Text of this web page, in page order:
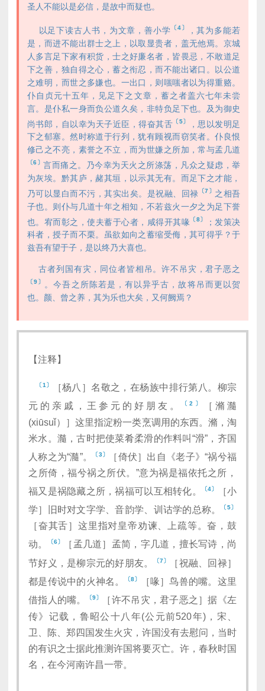
圣人不能以是必信，是故中而疑也。
以足下读古人书，为文章，善小学 〔4〕
，其为多能若
是，而进不能出群士之上，以取显贵者，盖无他焉。京城
人多言足下家有积货，士之好廉名者，皆畏忌，不敢道足
下之善，独自得之心，蓄之衔忍，而不能出诸口。以公道
之难明，而世之多嫌也。一出口，则嗤嗤者以为得重赂。
仆自贞元十五年，见足下之文章，蓄之者盖六七年未尝
言。是仆私一身而负公道久矣，非特负足下也。及为御史
尚书郎，自以幸为天子近臣，得奋其舌 〔5〕
，思以发明足
下之郁塞。然时称道于行列，犹有顾视而窃笑者。仆良恨
修己之不亮，素誉之不立，而为世嫌之所加，常与孟几道
〔6〕言而痛之。乃今幸为天火之所涤荡，凡众之疑虑，举
为灰埃。黔其庐，赭其垣，以示其无有。而足下之才能，
乃可以显白而不污，其实出矣。是祝融、回禄 〔7〕 之相吾
子也。则仆与几道十年之相知，不若兹火一夕之为足下誉
也。宥而彰之，使夫蓄于心者，咸得开其喙
〔8〕
；发策决
科者，授子而不栗。虽欲如向之蓄缩受侮，其可得乎？于
兹吾有望于子，是以终乃大喜也。
古者列国有灾，同位者皆相吊。许不吊灾，君子恶之
〔9〕
。今吾之所陈若是，有以异乎古，故将吊而更以贺
也。颜、曾之养，其为乐也大矣，又何阙焉？
【注释】
〔1〕
［杨八］名敬之，在杨族中排行第八。柳宗
元的亲戚，王参元的好朋友。
〔2〕
［滫瀡
(xiūsuǐ）］这里指淀粉一类烹调用的东西。滫，淘
米水。瀡，古时把使菜肴柔滑的作料叫“滑”，齐国
人称之为“瀡”。
〔3〕
［倚伏］出自《老子》“祸兮福
之所倚，福兮祸之所伏。”意为祸是福依托之所，
福又是祸隐藏之所，祸福可以互相转化。
〔4〕
［小
学］旧时对文字学、音韵学、训诂学的总称。
〔5〕
［奋其舌］这里指对皇帝劝谏、上疏等。奋，鼓
动。
〔6〕
［孟几道］孟简，字几道，擅长写诗，尚
节好义，是柳宗元的好朋友。
〔7〕
［祝融、回禄］
都是传说中的火神名。
〔8〕
［喙］鸟兽的嘴。这里
借指人的嘴。
〔9〕
［许不吊灾，君子恶之］据《左
传》记载，鲁昭公十八年(公元前520年)，宋、
卫、陈、郑四国发生火灾，许国没有去慰问，当时
的有识之士据此推测许国将要灭亡。许，春秋时国
名，在今河南许昌一带。